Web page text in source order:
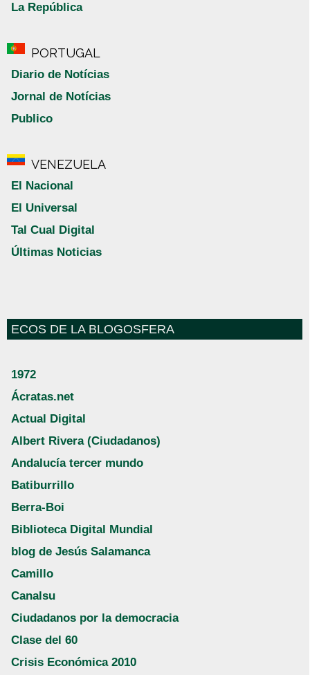
La República
PORTUGAL
Diario de Notícias
Jornal de Notícias
Publico
VENEZUELA
El Nacional
El Universal
Tal Cual Digital
Últimas Noticias
ECOS DE LA BLOGOSFERA
1972
Ácratas.net
Actual Digital
Albert Rivera (Ciudadanos)
Andalucía tercer mundo
Batiburrillo
Berra-Boi
Biblioteca Digital Mundial
blog de Jesús Salamanca
Camillo
Canalsu
Ciudadanos por la democracia
Clase del 60
Crisis Económica 2010